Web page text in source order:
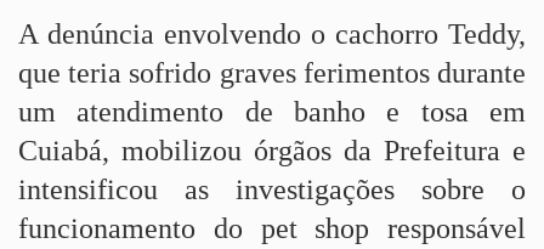
A denúncia envolvendo o cachorro Teddy,
que teria sofrido graves ferimentos durante
um atendimento de banho e tosa em
Cuiabá, mobilizou órgãos da Prefeitura e
intensificou as investigações sobre o
funcionamento do pet shop responsável